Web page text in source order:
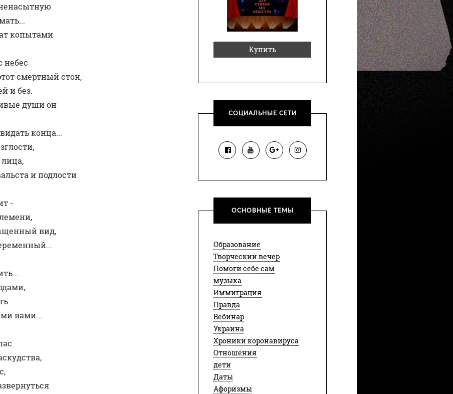
копытами
небес
смeртный стон,
и без.
души он
конца...
и подлoсти
-
вид,
вами...
Купить
СОЦИАЛЬНЫЕ СЕТИ
ОСНОВНЫЕ ТЕМЫ
Образование
Творческий вечер
Помоги себе сам
музыка
Иммиграция
Правда
Вебинар
Украина
Хроники коронавируса
Отношения
дети
Даты
Афоризмы